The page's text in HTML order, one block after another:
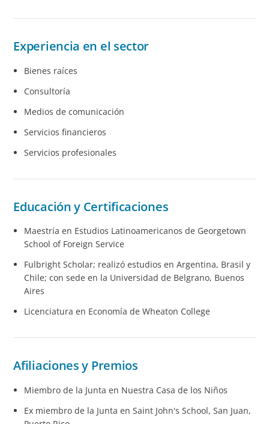
Experiencia en el sector
Bienes raíces
Consultoría
Medios de comunicación
Servicios financieros
Servicios profesionales
Educación y Certificaciones
Maestría en Estudios Latinoamericanos de Georgetown
School of Foreign Service
Fulbright Scholar; realizó estudios en Argentina, Brasil y
Chile; con sede en la Universidad de Belgrano, Buenos
Aires
Licenciatura en Economía de Wheaton College
Afiliaciones y Premios
Miembro de la Junta en Nuestra Casa de los Niños
Ex miembro de la Junta en Saint John's School, San Juan,